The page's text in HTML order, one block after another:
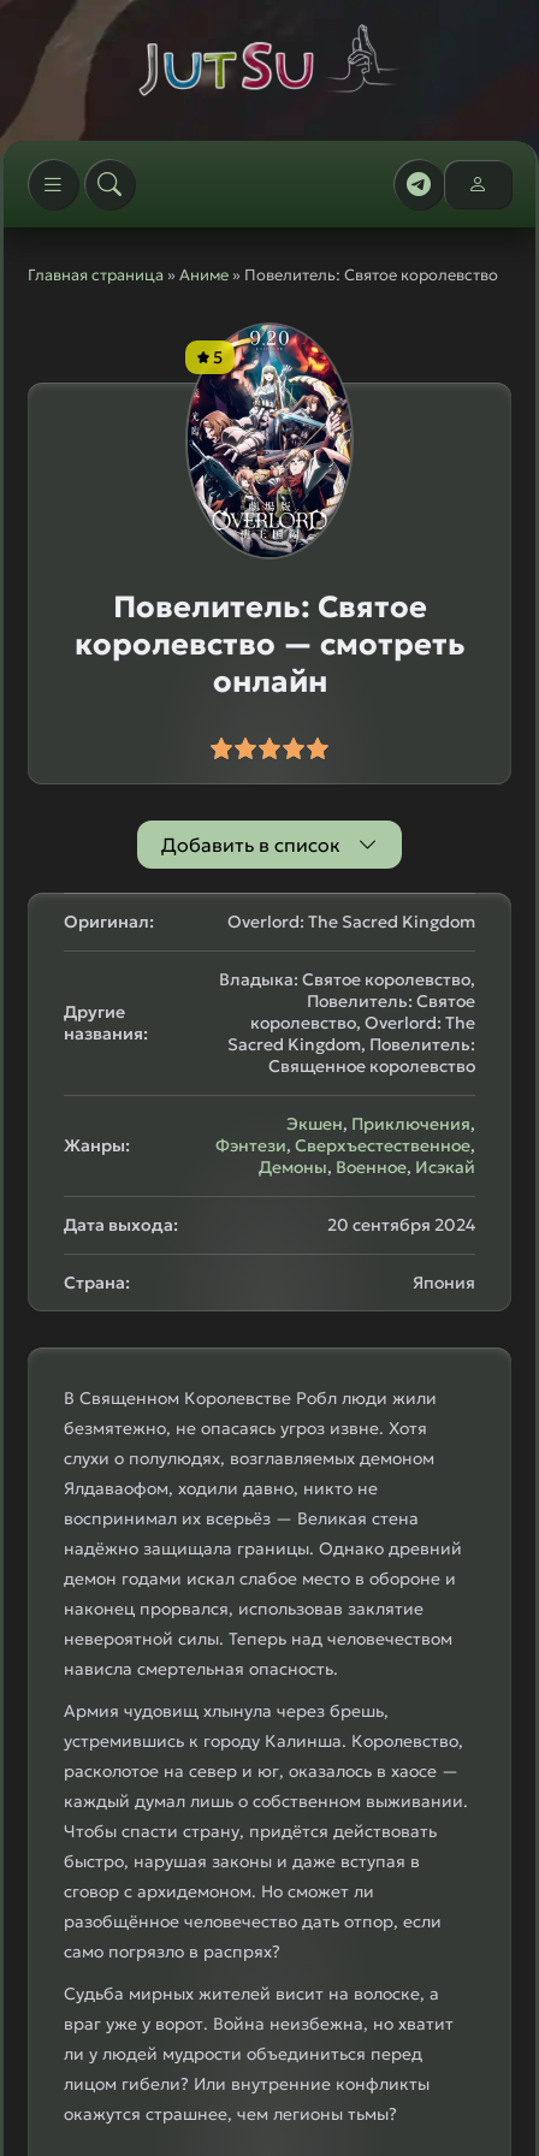
Главная страница » Аниме » Повелитель: Святое королевство
5
Повелитель: Святое
королевство — смотреть
онлайн
Добавить в список
Оригинал: Overlord: The Sacred Kingdom
Другие
названия:
Владыка: Святое королевство,
Повелитель: Святое
королевство, Overlord: The
Sacred Kingdom, Повелитель:
Священное королевство
Жанры:
Экшен, Приключения,
Фэнтези, Сверхъестественное,
Демоны, Военное, Исэкай
Дата выхода: 20 сентября 2024
Страна: Япония
В Священном Королевстве Робл люди жили
безмятежно, не опасаясь угроз извне. Хотя
слухи о полулюдях, возглавляемых демоном
Ялдаваофом, ходили давно, никто не
воспринимал их всерьёз — Великая стена
надёжно защищала границы. Однако древний
демон годами искал слабое место в обороне и
наконец прорвался, использовав заклятие
невероятной силы. Теперь над человечеством
нависла смертельная опасность.
Армия чудовищ хлынула через брешь,
устремившись к городу Калинша. Королевство,
расколотое на север и юг, оказалось в хаосе —
каждый думал лишь о собственном выживании.
Чтобы спасти страну, придётся действовать
быстро, нарушая законы и даже вступая в
сговор с архидемоном. Но сможет ли
разобщённое человечество дать отпор, если
само погрязло в распрях?
Судьба мирных жителей висит на волоске, а
враг уже у ворот. Война неизбежна, но хватит
ли у людей мудрости объединиться перед
лицом гибели? Или внутренние конфликты
окажутся страшнее, чем легионы тьмы?